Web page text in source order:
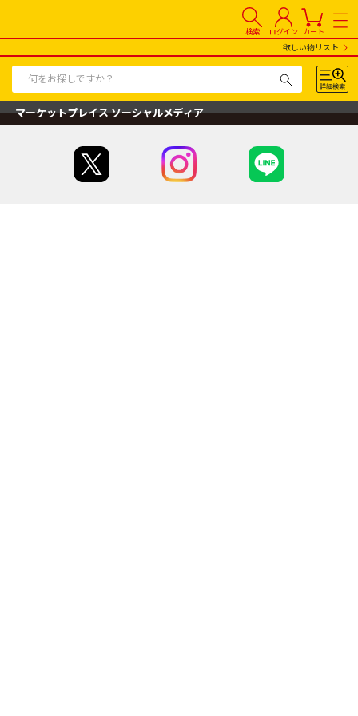
検索 ログイン カート
欲しい物リスト
マーケットプレイス ソーシャルメディア